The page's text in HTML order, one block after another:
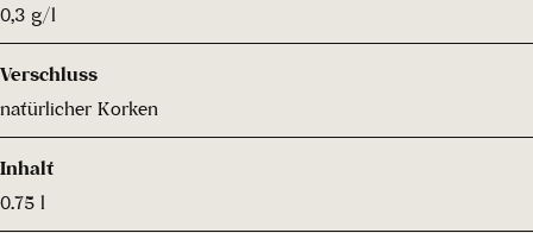
0,3 g/l
Verschluss
natürlicher Korken
Inhalt
0.75 l